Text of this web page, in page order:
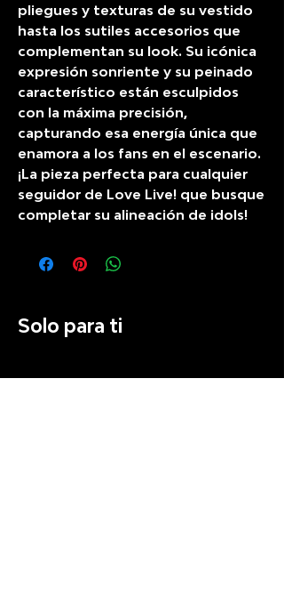
pliegues y texturas de su vestido
hasta los sutiles accesorios que
complementan su look. Su icónica
expresión sonriente y su peinado
característico están esculpidos
con la máxima precisión,
capturando esa energía única que
enamora a los fans en el escenario.
¡La pieza perfecta para cualquier
seguidor de Love Live! que busque
completar su alineación de idols!
Solo para ti